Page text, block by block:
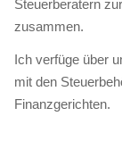
Steuerberatern
zusammen.
Ich verfüge über
mit den
Finanzgerichten.